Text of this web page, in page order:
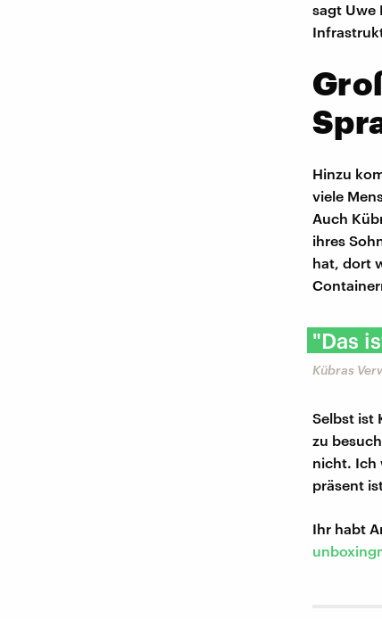
sagt Uwe
Hinzu
viele
Auch
ihres
hat, dort
"Das
Kübras
Selbst ist
zu
nicht. Ich
präsent
Ihr habt